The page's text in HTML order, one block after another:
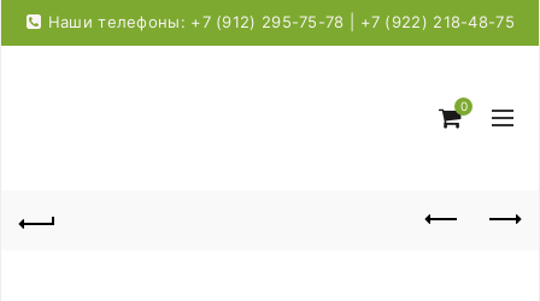
Наши телефоны: +7 (912) 295-75-78 | +7 (922) 218-48-75
0